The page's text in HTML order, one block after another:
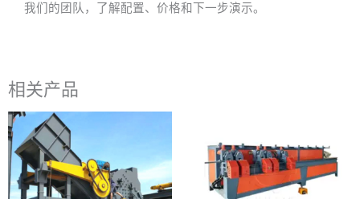
我们的团队，了解配置、价格和下一步演示。
相关产品